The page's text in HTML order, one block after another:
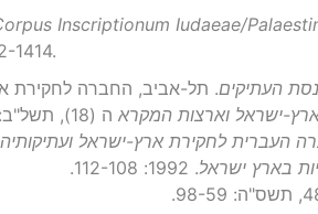
Inscriptionum Iudaeae/
1414.
העתיקים. תל-אביב, החברה לחקירת ארץ
ישראל וארצות המקרא ה (18), תשל"ב: 45-43.
העברית לחקירת ארץ-ישראל ועתיקותיה
בארץ ישראל. 1992: 112-108.